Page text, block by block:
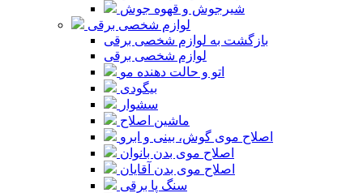
شیرجوش و قهوه جوش
لوازم شخصی برقی
بازگشت به لوازم شخصی برقی
لوازم شخصی برقی
اتو و حالت دهنده مو
بیگودی
سشوار
ماشین اصلاح
اصلاح موی گوش، بینی و ابرو
اصلاح موی بدن بانوان
اصلاح موی بدن آقایان
سنگ پا برقی